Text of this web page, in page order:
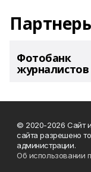
Фотобанк
© 2020-2026 Сайт
сайта разрешено
администрации.
Об использовании